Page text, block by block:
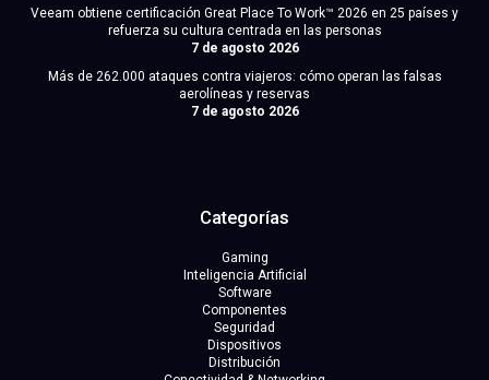
Veeam obtiene certificación Great Place To Work™ 2026 en 25 países y
refuerza su cultura centrada en las personas
7 de agosto 2026
Más de 262.000 ataques contra viajeros: cómo operan las falsas
aerolíneas y reservas
7 de agosto 2026
Categorías
Gaming
Inteligencia Artificial
Software
Componentes
Seguridad
Dispositivos
Distribución